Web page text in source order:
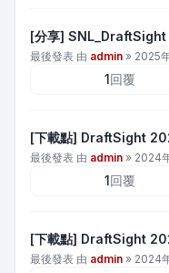
[分享] SNL_DraftSight
最後發表 由 admin » 2025
1回覆
[下載點] DraftSight
最後發表 由 admin » 2024
1回覆
[下載點] DraftSight
最後發表 由 admin » 2024